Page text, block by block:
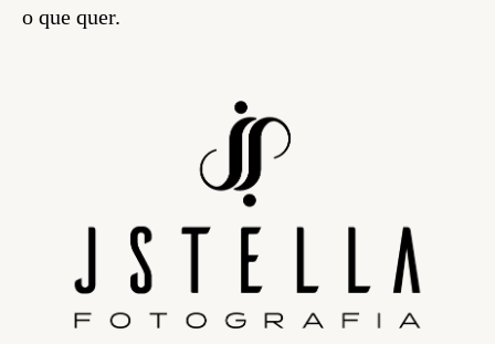
o que quer.